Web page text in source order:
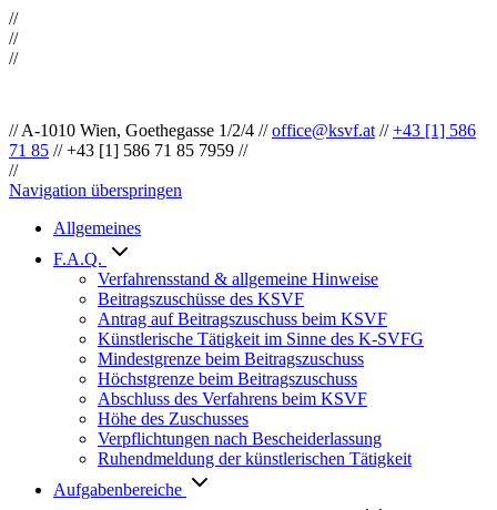
//
//
//
//A-1010 Wien, Goethegasse 1/2/4 //office@ksvf.at //+43 [1] 586
71 85 //+43 [1] 586 71 85 7959 //
//
Navigation überspringen
Allgemeines
F.A.Q.
Verfahrensstand & allgemeine Hinweise
Beitragszuschüsse des KSVF
Antrag auf Beitragszuschuss beim KSVF
Künstlerische Tätigkeit im Sinne des K-SVFG
Mindestgrenze beim Beitragszuschuss
Höchstgrenze beim Beitragszuschuss
Abschluss des Verfahrens beim KSVF
Höhe des Zuschusses
Verpflichtungen nach Bescheiderlassung
Ruhendmeldung der künstlerischen Tätigkeit
Aufgabenbereiche